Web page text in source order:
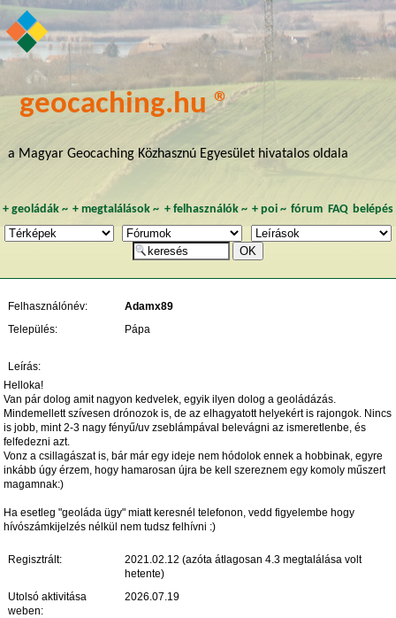
geocaching.hu ®
a Magyar Geocaching Közhasznú Egyesület hivatalos oldala
+ geoládák~ +megtalálások ~ + felhasználók~ + poi~ fórum FAQ belépés
Felhasználónév:
Adamx89
Település:
Pápa
Leírás:
Helloka!
Van pár dolog amit nagyon kedvelek, egyik ilyen dolog a geoládázás.
Mindemellett szívesen drónozok is, de az elhagyatott helyekért is rajongok. Nincs
is jobb, mint 2-3 nagy fényű/uv zseblámpával belevágni az ismeretlenbe, és
felfedezni azt.
Vonz a csillagászat is, bár már egy ideje nem hódolok ennek a hobbinak, egyre
inkább úgy érzem, hogy hamarosan újra be kell szereznem egy komoly műszert
magamnak:)
Ha esetleg "geoláda ügy" miatt keresnél telefonon, vedd figyelembe hogy
hívószámkijelzés nélkül nem tudsz felhívni :)
Regisztrált:
2021.02.12 (azóta átlagosan 4.3 megtalálása volt
hetente)
Utolsó aktivitása
weben:
2026.07.19